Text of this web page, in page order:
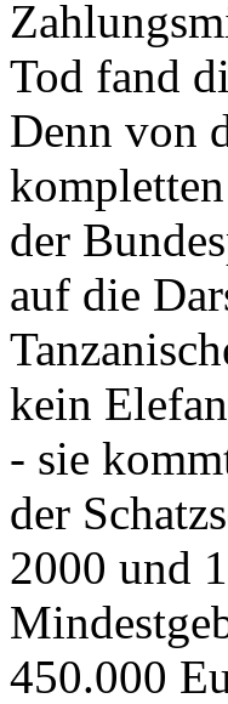
Tod fand
Denn von
der
auf die
kein
- sie
der
2000 und
450.000